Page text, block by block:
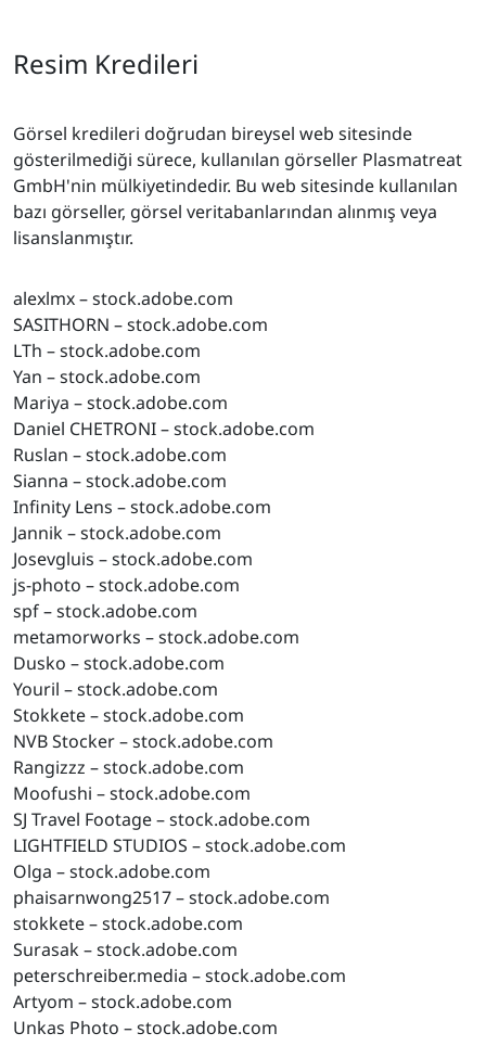
Resim Kredileri
Görsel kredileri doğrudan bireysel web sitesinde
gösterilmediği sürece, kullanılan görseller Plasmatreat
GmbH'nin mülkiyetindedir. Bu web sitesinde kullanılan
bazı görseller, görsel veritabanlarından alınmış veya
lisanslanmıştır.
alexlmx – stock.adobe.com
SASITHORN – stock.adobe.com
LTh – stock.adobe.com
Yan – stock.adobe.com
Mariya – stock.adobe.com
Daniel CHETRONI – stock.adobe.com
Ruslan – stock.adobe.com
Sianna – stock.adobe.com
Infinity Lens – stock.adobe.com
Jannik – stock.adobe.com
Josevgluis – stock.adobe.com
js-photo – stock.adobe.com
spf – stock.adobe.com
metamorworks – stock.adobe.com
Dusko – stock.adobe.com
Youril – stock.adobe.com
Stokkete – stock.adobe.com
NVB Stocker – stock.adobe.com
Rangizzz – stock.adobe.com
Moofushi – stock.adobe.com
SJ Travel Footage – stock.adobe.com
LIGHTFIELD STUDIOS – stock.adobe.com
Olga – stock.adobe.com
phaisarnwong2517 – stock.adobe.com
stokkete – stock.adobe.com
Surasak – stock.adobe.com
peterschreiber.media – stock.adobe.com
Artyom – stock.adobe.com
Unkas Photo – stock.adobe.com